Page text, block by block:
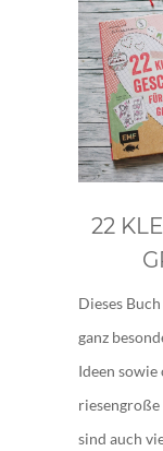
22
Dieses
ganz
Ideen
sind auch